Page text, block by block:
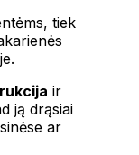
tiek
ir
ją drąsiai
ar